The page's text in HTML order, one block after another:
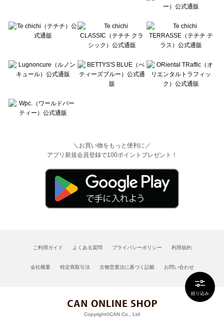
絞り込み
＼お買い物をもっと便利に／
アプリ新規会員登録で100ポイントプレゼント！
ご利用ガイド よくある質問 プライバシーポリシー 利用規約
会社概要 特定商取引法 古物営業法に基づく記載 お問い合わせ
Copyright©CAN Co., Ltd